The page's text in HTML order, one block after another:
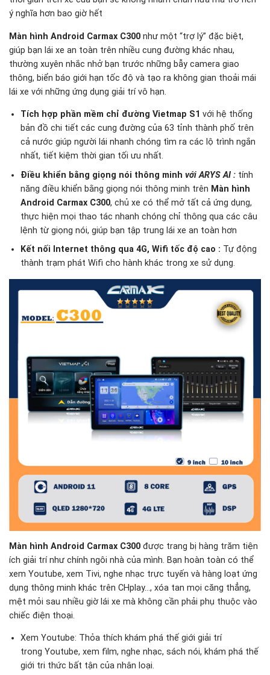
ý nghĩa hơn bao giờ hết
Màn hình Android Carmax C300 như một “trợ lý” đặc biệt,
giúp bạn lái xe an toàn trên nhiều cung đường khác nhau,
thường xuyên nhắc nhở bạn trước những bẫy camera giao
thông, biển báo giới hạn tốc độ và tạo ra không gian thoải mái
lái xe với những ứng dụng giải trí vô hạn.
Tích hợp phần mềm chỉ đường Vietmap S1 với hệ thống
bản đồ chi tiết các cung đường của 63 tỉnh thành phố trên
cả nước giúp người lái nhanh chóng tìm ra các lộ trình ngắn
nhất, tiết kiệm thời gian tối ưu nhất.
Điều khiển bằng giọng nói thông minh với ARYS AI : tính
năng điều khiển bằng giọng nói thông minh trên Màn hình
Android Carmax C300, chủ xe có thể mở tất cả ứng dụng,
thực hiện mọi thao tác nhanh chóng chỉ thông qua các câu
lệnh từ giọng nói, giúp bạn tập trung lái xe an toàn hơn
Kết nối Internet thông qua 4G, Wifi tốc độ cao : Tự động
thành trạm phát Wifi cho hành khác trong xe sử dụng.
Màn hình Android Carmax C300 được trang bị hàng trăm tiện
ích giải trí như chính ngôi nhà của mình. Bạn hoàn toàn có thể
xem Youtube, xem Tivi, nghe nhạc trực tuyến và hàng loạt ứng
dụng thông minh khác trên CHplay…, xóa tan mọi căng thẳng,
mệt mỏi sau nhiều giờ lái xe mà không cần phải phụ thuộc vào
chiếc điện thoại.
Xem Youtube: Thỏa thích khám phá thế giới giải trí
trong Youtube, xem film, nghe nhạc, sách nói, khám phá thế
giới tri thức bất tận của nhân loại.